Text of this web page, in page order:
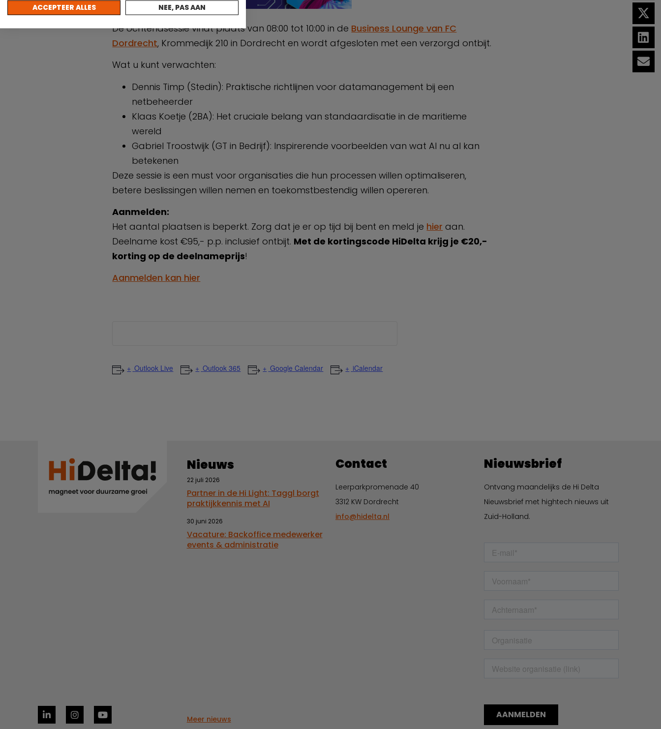
De ochtendsessie vindt plaats van 08:00 tot 10:00 in de Business Lounge van FC
Dordrecht, Krommedijk 210 in Dordrecht en wordt afgesloten met een verzorgd ontbijt.
Wat u kunt verwachten:
Dennis Timp (Stedin): Praktische richtlijnen voor datamanagement bij een
netbeheerder
Klaas Koetje (2BA): Het cruciale belang van standaardisatie in de maritieme
wereld
Gabriel Troostwijk (GT in Bedrijf): Inspirerende voorbeelden van wat AI nu al kan
betekenen
Deze sessie is een must voor organisaties die hun processen willen optimaliseren,
betere beslissingen willen nemen en toekomstbestendig willen opereren.
Aanmelden:
Het aantal plaatsen is beperkt. Zorg dat je er op tijd bij bent en meld je hier aan.
Deelname kost €95,- p.p. inclusief ontbijt. Met de kortingscode HiDelta krijg je €20,-
korting op de deelnameprijs!
Aanmelden kan hier
Outlook Live Outlook 365 Google Calendar iCalendar
Nieuws
22 juli 2026
Partner in de Hi Light: Taggl borgt
praktijkkennis met AI
30 juni 2026
Vacature: Backoffice medewerker
events & administratie
Meer nieuws
Contact
Leerparkpromenade 40
3312 KW Dordrecht
info@hidelta.nl
Nieuwsbrief
Ontvang maandelijks de Hi Delta
Nieuwsbrief met hightech nieuws uit
Zuid-Holland.
ACCEPTEER ALLES NEE, PAS AAN